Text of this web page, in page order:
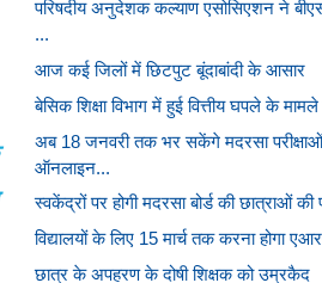
परिषदीय अनुदेशक कल्याण एसोसिएशन ने
...
आज कई जिलों में छिटपुट बूंदाबांदी के आसार
बेसिक शिक्षा विभाग में हुई वित्तीय घपले के
अब 18 जनवरी तक भर सकेंगे मदरसा
ऑनलाइन...
स्वकेंद्रों पर होगी मदरसा बोर्ड की छात्राओं की
विद्यालयों के लिए 15 मार्च तक करना होगा
छात्र के अपहरण के दोषी शिक्षक को उम्रकैद